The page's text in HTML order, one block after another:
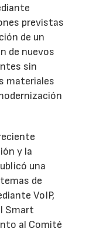
previstas
de un
de nuevos
sin
materiales
y la
una
de
VoIP,
Smart
al Comité